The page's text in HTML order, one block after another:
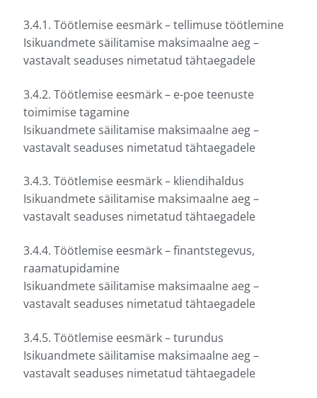
3.4.1. Töötlemise eesmärk – tellimuse töötlemine
Isikuandmete säilitamise maksimaalne aeg –
vastavalt seaduses nimetatud tähtaegadele
3.4.2. Töötlemise eesmärk – e-poe teenuste
toimimise tagamine
Isikuandmete säilitamise maksimaalne aeg –
vastavalt seaduses nimetatud tähtaegadele
3.4.3. Töötlemise eesmärk – kliendihaldus
Isikuandmete säilitamise maksimaalne aeg –
vastavalt seaduses nimetatud tähtaegadele
3.4.4. Töötlemise eesmärk – finantstegevus,
raamatupidamine
Isikuandmete säilitamise maksimaalne aeg –
vastavalt seaduses nimetatud tähtaegadele
3.4.5. Töötlemise eesmärk – turundus
Isikuandmete säilitamise maksimaalne aeg –
vastavalt seaduses nimetatud tähtaegadele